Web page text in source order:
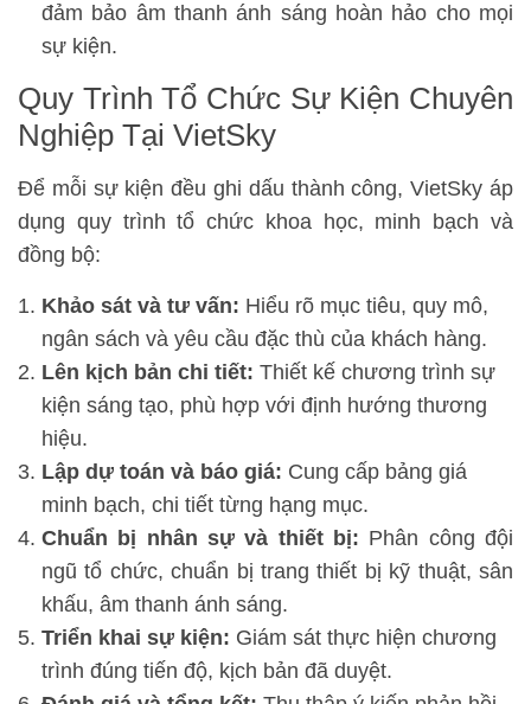
đảm bảo âm thanh ánh sáng hoàn hảo cho mọi
sự kiện.
Quy Trình Tổ Chức Sự Kiện Chuyên
Nghiệp Tại VietSky
Để mỗi sự kiện đều ghi dấu thành công, VietSky áp
dụng quy trình tổ chức khoa học, minh bạch và
đồng bộ:
Khảo sát và tư vấn: Hiểu rõ mục tiêu, quy mô,
ngân sách và yêu cầu đặc thù của khách hàng.
Lên kịch bản chi tiết: Thiết kế chương trình sự
kiện sáng tạo, phù hợp với định hướng thương
hiệu.
Lập dự toán và báo giá: Cung cấp bảng giá
minh bạch, chi tiết từng hạng mục.
Chuẩn bị nhân sự và thiết bị: Phân công đội
ngũ tổ chức, chuẩn bị trang thiết bị kỹ thuật, sân
khấu, âm thanh ánh sáng.
Triển khai sự kiện: Giám sát thực hiện chương
trình đúng tiến độ, kịch bản đã duyệt.